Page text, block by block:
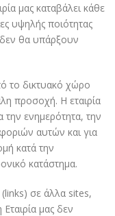
μας καταβάλει κάθε
υψηλής ποιότητας
θα υπάρξουν
το δικτυακό χώρο
προσοχή. Η εταιρία
την ενημερότητα, την
αυτών και για
κατά την
κατάστημα.
σε άλλα sites,
μας δεν